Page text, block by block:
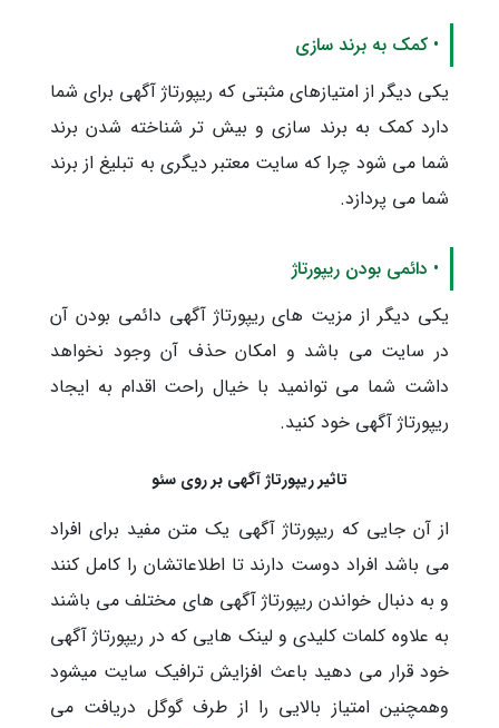
• کمک به برند سازی
یکی دیگر از امتیازهای مثبتی که ریپورتاژ آگهی برای شما
دارد کمک به برند سازی و بیش تر شناخته شدن برند
شما می شود چرا که سایت معتبر دیگری به تبلیغ از برند
شما می پردازد.
• دائمی بودن ریپورتاژ
یکی دیگر از مزیت های ریپورتاژ آگهی دائمی بودن آن
در سایت می باشد و امکان حذف آن وجود نخواهد
داشت شما می توانمید با خیال راحت اقدام به ایجاد
ریپورتاژ آگهی خود کنید.
تاثیر ریپورتاژ آگهی بر روی سئو
از آن جایی که ریپورتاژ آگهی یک متن مفید برای افراد
می باشد افراد دوست دارند تا اطلاعاتشان را کامل کنند
و به دنبال خواندن ریپورتاژ آگهی های مختلف می باشند
به علاوه کلمات کلیدی و لینک هایی که در ریپورتاژ آگهی
خود قرار می دهید باعث افزایش ترافیک سایت میشود
وهمچنین امتیاز بالایی را از طرف گوگل دریافت می